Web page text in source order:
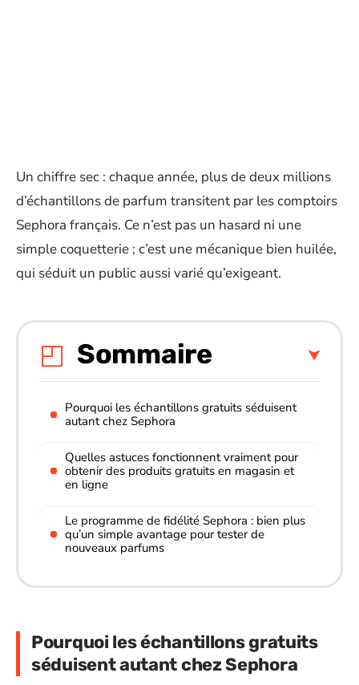
Un chiffre sec : chaque année, plus de deux millions
d’échantillons de parfum transitent par les comptoirs
Sephora français. Ce n’est pas un hasard ni une
simple coquetterie ; c’est une mécanique bien huilée,
qui séduit un public aussi varié qu’exigeant.
Sommaire
Pourquoi les échantillons gratuits séduisent
autant chez Sephora
Quelles astuces fonctionnent vraiment pour
obtenir des produits gratuits en magasin et
en ligne
Le programme de fidélité Sephora : bien plus
qu’un simple avantage pour tester de
nouveaux parfums
Pourquoi les échantillons gratuits
séduisent autant chez Sephora